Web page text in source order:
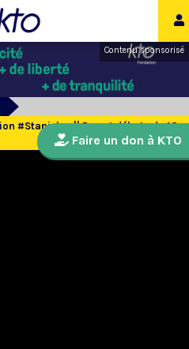
Contenu sponsorisé
#Stanislas || Deo et débats du 18
Faire un don à KTO